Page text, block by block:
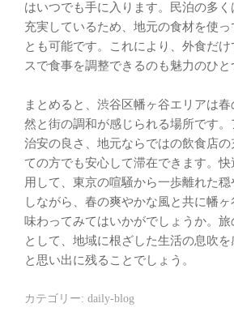
はいつでも手に入ります。民泊の多
充実しているため、地元の食材を使っ
とも可能です。これにより、外食だ
スで食事を調整できるのも魅力のひと
まとめると、渋谷区幡ヶ谷エリアは
然と街の調和が感じられる場所です
治安の良さ、地元ならではの飲食店
ての方でも安心して滞在できます。快
用して、東京の喧騒から一歩離れた
しながら、春の爽やかな風と共に幡
味わってみてはいかがでしょうか。
として、地域に根ざした生活の息吹
と思い出に残ることでしょう。
カテゴリー: daily-blog